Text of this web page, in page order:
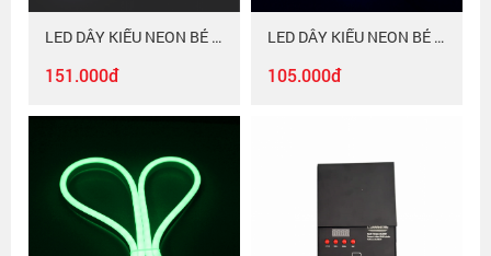
LED DÂY KIỂU NEON BẺ GÓC HAI CHIỀU ĐỔI MÀU Duhal 6WM NERGB01
151.000đ
LED DÂY KIỂU NEON BẺ GÓC HAI CHIỀU ÁNH SÁNG XANH LAM Duhal 6WM NEL01
105.000đ